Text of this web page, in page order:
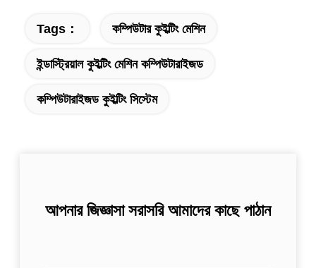
Tags： কম্পিউটার কুইল্টিং মেশিন
ইন্ডাস্ট্রিয়াল কুইল্টিং মেশিন কম্পিউটারাইজড
কম্পিউটারাইজড কুইল্টিং সিস্টেম
আপনার জিজ্ঞাসা সরাসরি আমাদের কাছে পাঠান